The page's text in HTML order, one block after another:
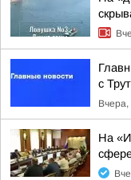
с
Вчера,
На